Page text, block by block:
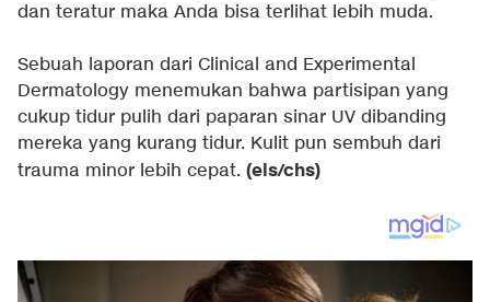
dan teratur maka Anda bisa terlihat lebih muda.
Sebuah laporan dari Clinical and Experimental
Dermatology menemukan bahwa partisipan yang
cukup tidur pulih dari paparan sinar UV dibanding
mereka yang kurang tidur. Kulit pun sembuh dari
trauma minor lebih cepat. (els/chs)